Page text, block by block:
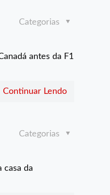
Categorias
antes da F1
Continuar Lendo
Categorias
casa da